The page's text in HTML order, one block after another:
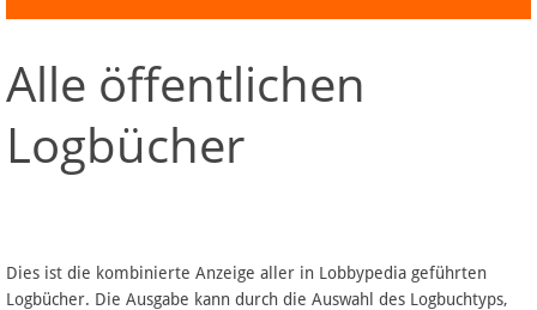
Navigation
Über Lobbypedia
Artikel nach Kategorien
Alle öffentlichen
Logbücher
Dies ist die kombinierte Anzeige aller in Lobbypedia geführten
Logbücher. Die Ausgabe kann durch die Auswahl des Logbuchtyps,